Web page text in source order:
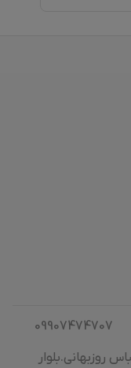
09907474707
روزبهانی.بلوار